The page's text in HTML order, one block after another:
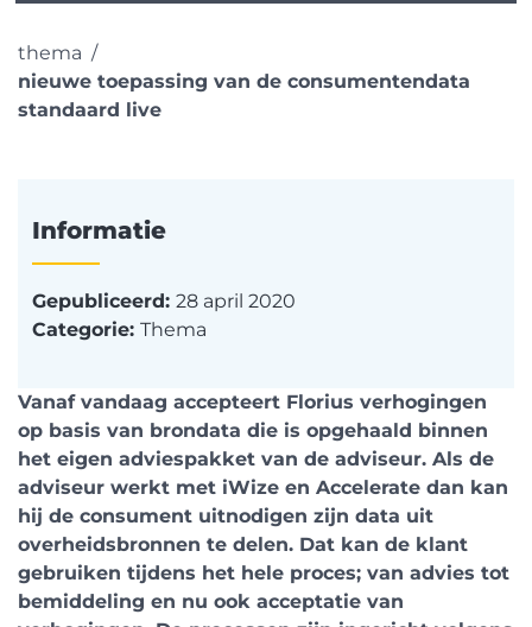
thema
nieuwe toepassing van de consumentendata
standaard live
Informatie
Gepubliceerd: 28 april 2020
Categorie: Thema
Vanaf vandaag accepteert Florius verhogingen
op basis van brondata die is opgehaald binnen
het eigen adviespakket van de adviseur. Als de
adviseur werkt met iWize en Accelerate dan kan
hij de consument uitnodigen zijn data uit
overheidsbronnen te delen. Dat kan de klant
gebruiken tijdens het hele proces; van advies tot
bemiddeling en nu ook acceptatie van